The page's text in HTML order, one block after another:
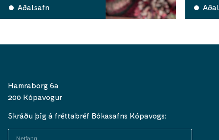
Aðalsafn
Hamraborg 6a
200 Kópavogur
Skráðu þig á fréttabréf Bókasafns Kópavogs: